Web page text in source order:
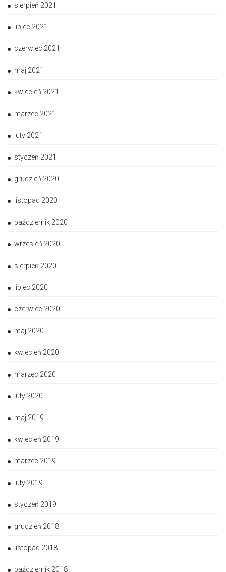
sierpień 2021
lipiec 2021
czerwiec 2021
maj 2021
kwiecień 2021
marzec 2021
luty 2021
styczeń 2021
grudzień 2020
listopad 2020
październik 2020
wrzesień 2020
sierpień 2020
lipiec 2020
czerwiec 2020
maj 2020
kwiecień 2020
marzec 2020
luty 2020
maj 2019
kwiecień 2019
marzec 2019
luty 2019
styczeń 2019
grudzień 2018
listopad 2018
październik 2018